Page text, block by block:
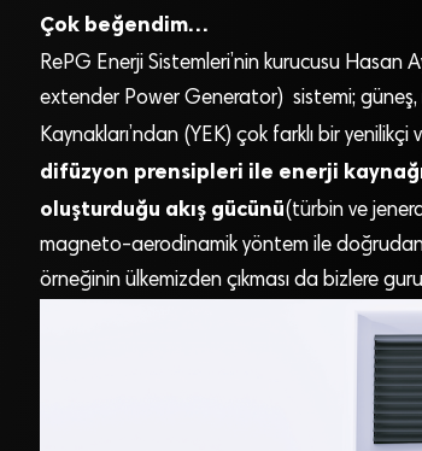
Çok beğendim…
RePG Enerji Sistemleri’nin kurucusu Hasan
extender Power Generator) sistemi; güneş,
Kaynakları’ndan (YEK) çok farklı bir
difüzyon prensipleri ile enerji
oluşturduğu akış gücünü(türbin ve
magneto-aerodinamik yöntem ile
örneğinin ülkemizden çıkması da bizlere